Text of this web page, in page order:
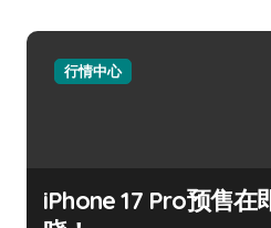
行情中心
iPhone 17 Pro预售在